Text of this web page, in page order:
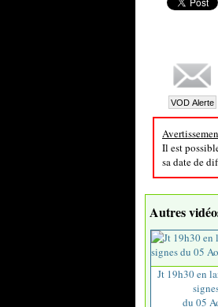
Il est
sa date de
Autres
Jt 19h30 en
du 05